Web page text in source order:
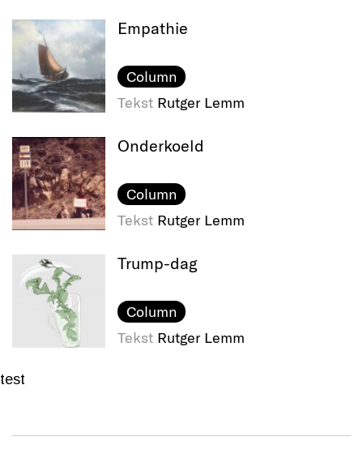
Empathie
Column
Tekst Rutger Lemm
Onderkoeld
Column
Tekst Rutger Lemm
Trump-dag
Column
Tekst Rutger Lemm
test